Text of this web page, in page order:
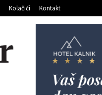
Kolačići Kontakt